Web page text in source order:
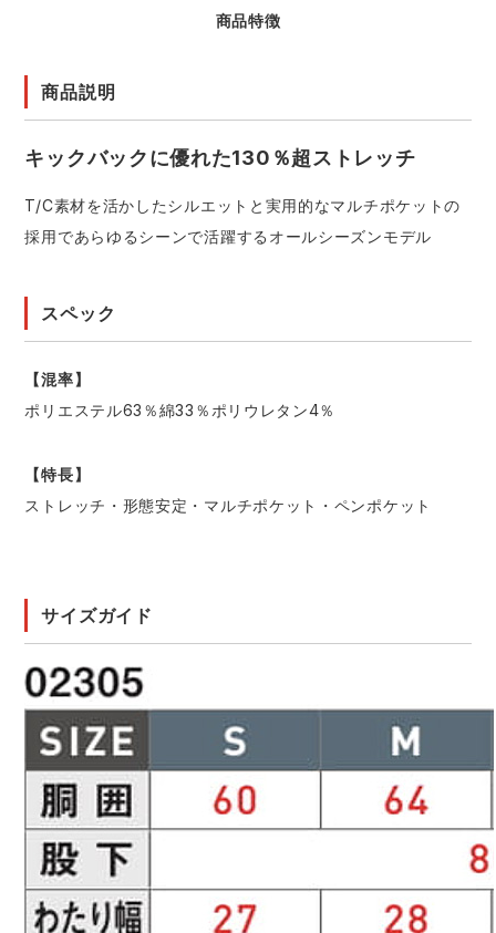
商品特徴
商品説明
キックバックに優れた130％超ストレッチ
T/C素材を活かしたシルエットと実用的なマルチポケットの
採用であらゆるシーンで活躍するオールシーズンモデル
スペック
【混率】
ポリエステル63％綿33％ポリウレタン4％
【特長】
ストレッチ・形態安定・マルチポケット・ペンポケット
サイズガイド